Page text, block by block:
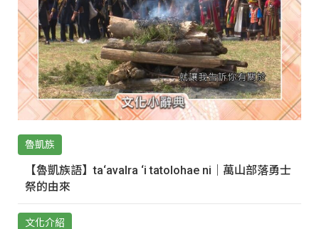
魯凱族
【魯凱族語】ta‘avalra ‘i tatolohae ni｜萬山部落勇士
祭的由來
文化介紹